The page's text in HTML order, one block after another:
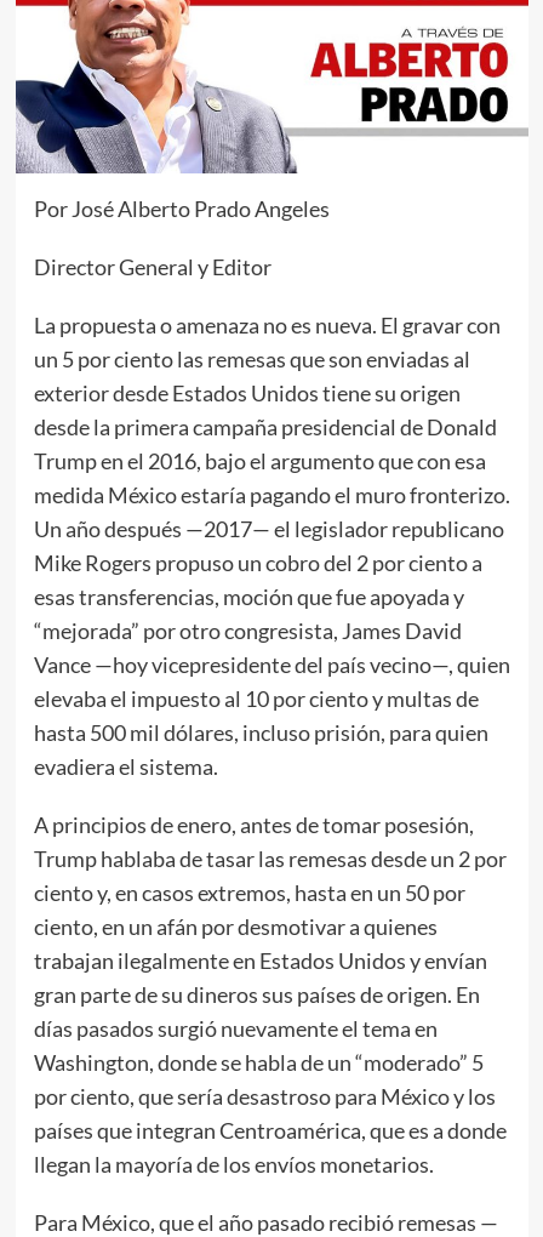
Por José Alberto Prado Angeles
Director General y Editor
La propuesta o amenaza no es nueva. El gravar con
un 5 por ciento las remesas que son enviadas al
exterior desde Estados Unidos tiene su origen
desde la primera campaña presidencial de Donald
Trump en el 2016, bajo el argumento que con esa
medida México estaría pagando el muro fronterizo.
Un año después —2017— el legislador republicano
Mike Rogers propuso un cobro del 2 por ciento a
esas transferencias, moción que fue apoyada y
“mejorada” por otro congresista, James David
Vance —hoy vicepresidente del país vecino—, quien
elevaba el impuesto al 10 por ciento y multas de
hasta 500 mil dólares, incluso prisión, para quien
evadiera el sistema.
A principios de enero, antes de tomar posesión,
Trump hablaba de tasar las remesas desde un 2 por
ciento y, en casos extremos, hasta en un 50 por
ciento, en un afán por desmotivar a quienes
trabajan ilegalmente en Estados Unidos y envían
gran parte de su dineros sus países de origen. En
días pasados surgió nuevamente el tema en
Washington, donde se habla de un “moderado” 5
por ciento, que sería desastroso para México y los
países que integran Centroamérica, que es a donde
llegan la mayoría de los envíos monetarios.
Para México, que el año pasado recibió remesas —